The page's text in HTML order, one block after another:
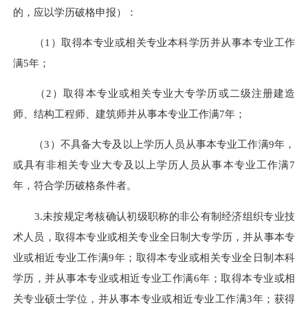
的，应以学历破格申报）：
（1）取得本专业或相关专业本科学历并从事本专业工作
满5年；
（2）取得本专业或相关专业大专学历或二级注册建造
师、结构工程师、建筑师并从事本专业工作满7年；
（3）不具备大专及以上学历人员从事本专业工作满9年，
或具有非相关专业大专及以上学历人员从事本专业工作满7
年，符合学历破格条件者。
3.未按规定考核确认初级职称的非公有制经济组织专业技
术人员，取得本专业或相关专业全日制大专学历，并从事本专
业或相近专业工作满9年；取得本专业或相关专业全日制本科
学历，并从事本专业或相近专业工作满6年；取得本专业或相
关专业硕士学位，并从事本专业或相近专业工作满3年；获得